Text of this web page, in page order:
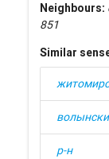
Neighbours:
851
Similar
р-н